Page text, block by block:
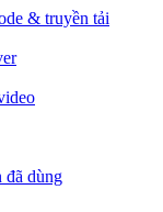
& truyền tải
đã dùng